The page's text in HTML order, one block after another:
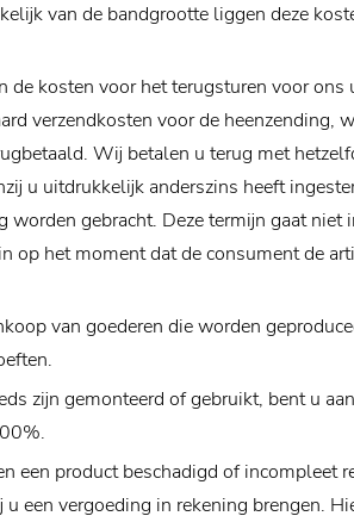
van de bandgrootte liggen deze
de kosten voor het terugsturen voor
verzendkosten voor de heenzending,
Wij betalen u terug met
u uitdrukkelijk anderszins heeft
gebracht. Deze termijn gaat niet
op het moment dat de consument de
van goederen die worden
zijn gemonteerd of gebruikt, bent u
een product beschadigd of incompleet
een vergoeding in rekening brengen.